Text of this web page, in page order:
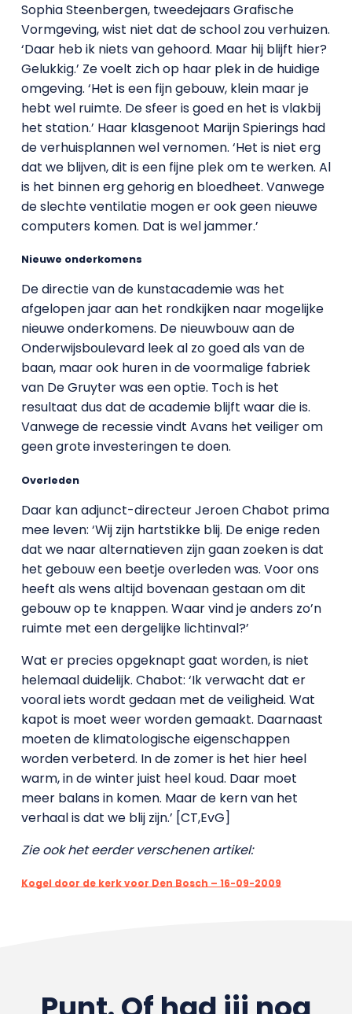
Sophia Steenbergen, tweedejaars Grafische
Vormgeving, wist niet dat de school zou verhuizen.
‘Daar heb ik niets van gehoord. Maar hij blijft hier?
Gelukkig.’ Ze voelt zich op haar plek in de huidige
omgeving. ‘Het is een fijn gebouw, klein maar je
hebt wel ruimte. De sfeer is goed en het is vlakbij
het station.’ Haar klasgenoot Marijn Spierings had
de verhuisplannen wel vernomen. ‘Het is niet erg
dat we blijven, dit is een fijne plek om te werken. Al
is het binnen erg gehorig en bloedheet. Vanwege
de slechte ventilatie mogen er ook geen nieuwe
computers komen. Dat is wel jammer.’
Nieuwe onderkomens
De directie van de kunstacademie was het
afgelopen jaar aan het rondkijken naar mogelijke
nieuwe onderkomens. De nieuwbouw aan de
Onderwijsboulevard leek al zo goed als van de
baan, maar ook huren in de voormalige fabriek
van De Gruyter was een optie. Toch is het
resultaat dus dat de academie blijft waar die is.
Vanwege de recessie vindt Avans het veiliger om
geen grote investeringen te doen.
Overleden
Daar kan adjunct-directeur Jeroen Chabot prima
mee leven: ‘Wij zijn hartstikke blij. De enige reden
dat we naar alternatieven zijn gaan zoeken is dat
het gebouw een beetje overleden was. Voor ons
heeft als wens altijd bovenaan gestaan om dit
gebouw op te knappen. Waar vind je anders zo’n
ruimte met een dergelijke lichtinval?’
Wat er precies opgeknapt gaat worden, is niet
helemaal duidelijk. Chabot: ‘Ik verwacht dat er
vooral iets wordt gedaan met de veiligheid. Wat
kapot is moet weer worden gemaakt. Daarnaast
moeten de klimatologische eigenschappen
worden verbeterd. In de zomer is het hier heel
warm, in de winter juist heel koud. Daar moet
meer balans in komen. Maar de kern van het
verhaal is dat we blij zijn.’ [CT,EvG]
Zie ook het eerder verschenen artikel:
Kogel door de kerk voor Den Bosch – 16-09-2009